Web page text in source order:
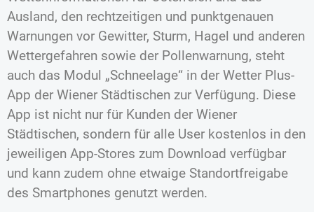
Ausland, den rechtzeitigen und punktgenauen
Warnungen vor Gewitter, Sturm, Hagel und anderen
Wettergefahren sowie der Pollenwarnung, steht
auch das Modul „Schneelage“ in der Wetter Plus-
App der Wiener Städtischen zur Verfügung. Diese
App ist nicht nur für Kunden der Wiener
Städtischen, sondern für alle User kostenlos in den
jeweiligen App-Stores zum Download verfügbar
und kann zudem ohne etwaige Standortfreigabe
des Smartphones genutzt werden.